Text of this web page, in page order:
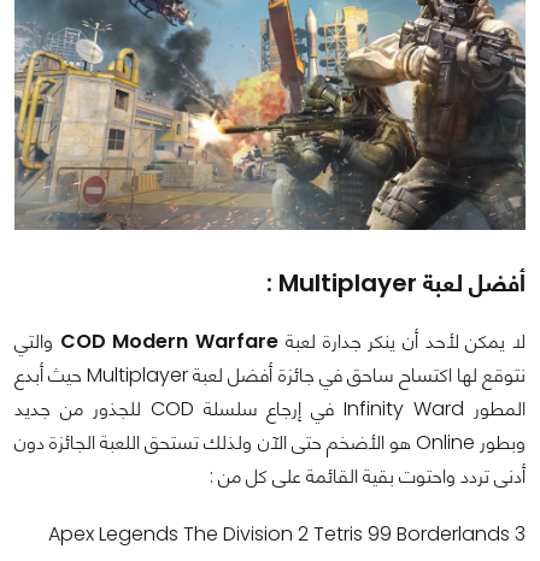
أفضل لعبة Multiplayer :
لا يمكن لأحد أن ينكر جدارة لعبة COD Modern Warfare والتي
نتوقع لها اكتساح ساحق في جائزة أفضل لعبة Multiplayer حيث أبدع
المطور Infinity Ward في إرجاع سلسلة COD للجذور من جديد
وبطور Online هو الأضخم حتى الآن ولذلك تستحق اللعبة الجائزة دون
أدنى تردد واحتوت بقية القائمة على كل من :
Apex Legends The Division 2 Tetris 99 Borderlands 3